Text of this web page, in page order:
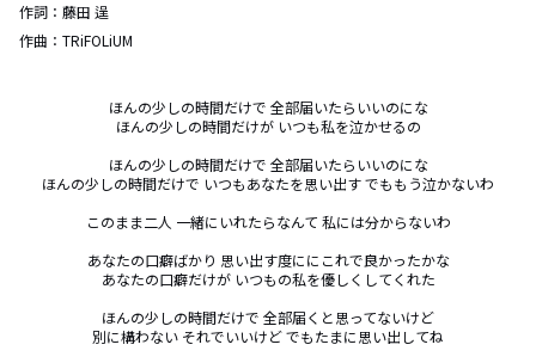
作詞： 藤田 逞
作曲： TRiFOLiUM
ほんの少しの時間だけで 全部届いたらいいのにな
ほんの少しの時間だけが いつも私を泣かせるの
ほんの少しの時間だけで 全部届いたらいいのにな
ほんの少しの時間だけで いつもあなたを思い出す でももう泣かないわ
このまま二人 一緒にいれたらなんて 私には分からないわ
あなたの口癖ばかり 思い出す度ににこれで良かったかな
あなたの口癖だけが いつもの私を優しくしてくれた
ほんの少しの時間だけで 全部届くと思ってないけど
別に構わない それでいいけど でもたまに思い出してね